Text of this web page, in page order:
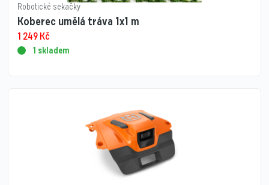
Robotické sekačky
Koberec umělá tráva 1x1 m
1 249Kč
1 skladem